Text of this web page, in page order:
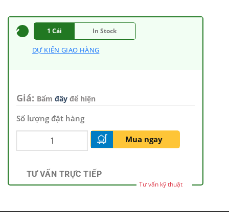
1 Cái In Stock
DỰ KIẾN GIAO HÀNG
Giá: Bấm đây để hiện
Số lượng đặt hàng
Mua ngay
TƯ VẤN TRỰC TIẾP
Tư vấn kỹ thuật